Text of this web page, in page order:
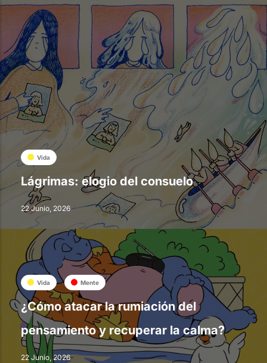
Vida
Lágrimas: elogio del consuelo
22 Junio, 2026
Vida Mente
¿Cómo atacar la rumiación del
pensamiento y recuperar la calma?
22 Junio, 2026